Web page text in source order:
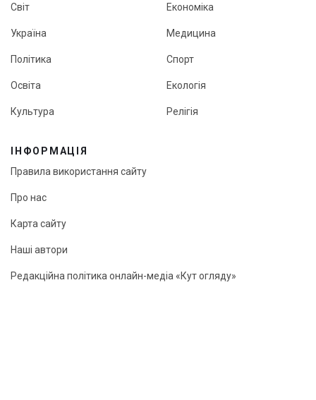
Світ
Україна
Політика
Освіта
Культура
Економіка
Медицина
Спорт
Екологія
Релігія
ІНФОРМАЦІЯ
Правила використання сайту
Про нас
Карта сайту
Наші автори
Редакційна політика онлайн-медіа «Кут огляду»